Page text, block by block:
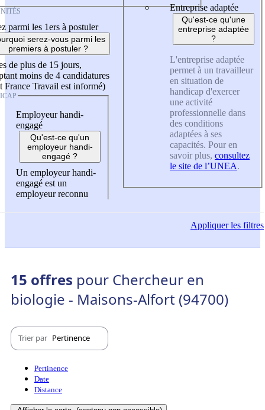
parmi les 1ers à postuler
serez-vous parmi les
premiers à postuler ?
de plus de 15 jours,
moins de 4 candidatures
France Travail est informé)
Employeur handi-
engagé
Qu'est-ce qu'un
employeur handi-
engagé ?
Un employeur handi-
engagé est un
employeur reconnu
Entreprise adaptée
Qu'est-ce qu'une
entreprise adaptée
?
L'entreprise adaptée
permet à un travailleur
en situation de
handicap d'exercer
une activité
professionnelle dans
des conditions
adaptées à ses
capacités. Pour en
savoir plus, consultez
le site de l’UNEA.
Appliquerles filtres
15 offres pour Chercheur en
biologie - Maisons-Alfort (94700)
Trier par Pertinence
Pertinence
Date
Distance